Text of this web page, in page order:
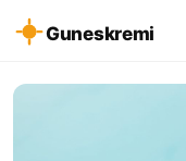
Guneskremi